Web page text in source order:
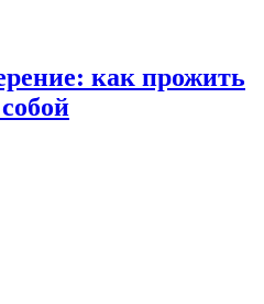
как прожить